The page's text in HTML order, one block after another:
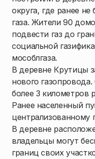
округа, где ранее
газа. Жители 90
подвести газ до
социальной
мособлгаза.
В деревне Крутицы
нового
более 3 километров
Ранее населенный
централизованному
В деревне
владельцы могут
границ своих